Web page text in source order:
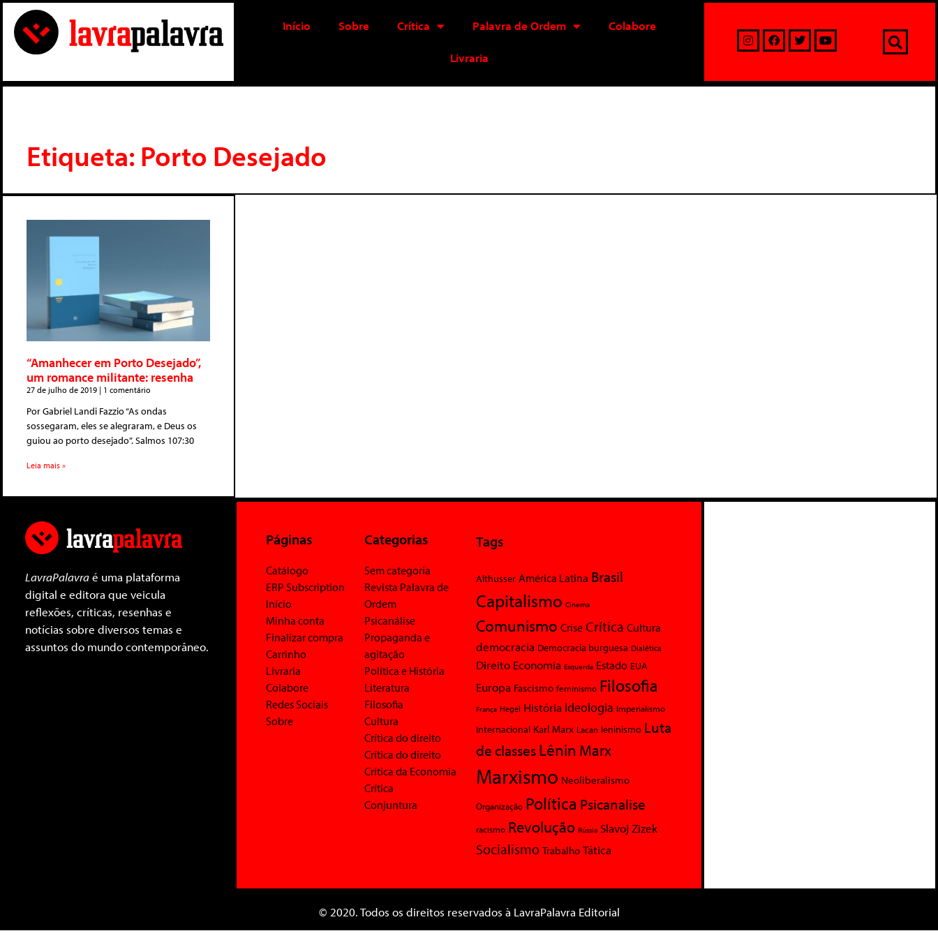
Início Sobre Crítica Palavra de Ordem Colabore
Livraria
Etiqueta: Porto Desejado
“Amanhecer em Porto Desejado”,
um romance militante: resenha
27 de julho de 2019 1 comentário
Por Gabriel Landi Fazzio “As ondas
sossegaram, eles se alegraram, e Deus os
guiou ao porto desejado”. Salmos 107:30
Leia mais »
LavraPalavraé uma plataforma
digital e editora que veicula
reflexões, críticas, resenhas e
notícias sobre diversos temas e
assuntos do mundo contemporâneo.
Páginas
Catálogo
ERP Subscription
Início
Minha conta
Finalizar compra
Carrinho
Livraria
Colabore
Redes Sociais
Sobre
Categorias
Sem categoria
Revista Palavra de
Ordem
Psicanálise
Propaganda e
agitação
Política e História
Literatura
Filosofia
Cultura
Crítica do direito
Crítica do direito
Crítica da Economia
Crítica
Conjuntura
Tags
Althusser América Latina Brasil
Capitalismo Cinema
Comunismo Crise Crítica Cultura
democracia Democracia burguesa Dialética
Direito Economia Esquerda Estado EUA
Europa Fascismo feminismo Filosofia
França Hegel História Ideologia Imperialismo
Internacional Karl Marx Lacan leninismo Luta
de classesLênin Marx
Marxismo Neoliberalismo
Organização Política Psicanalise
racismo Revolução Rússia Slavoj Zizek
Socialismo Trabalho Tática
© 2020. Todos os direitos reservados à LavraPalavra Editorial